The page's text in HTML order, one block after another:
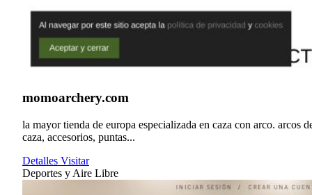
momoarchery.com
la mayor tienda de europa especializada en caza con arco. arcos
caza, accesorios, puntas...
Detalles Visitar
Deportes y Aire Libre